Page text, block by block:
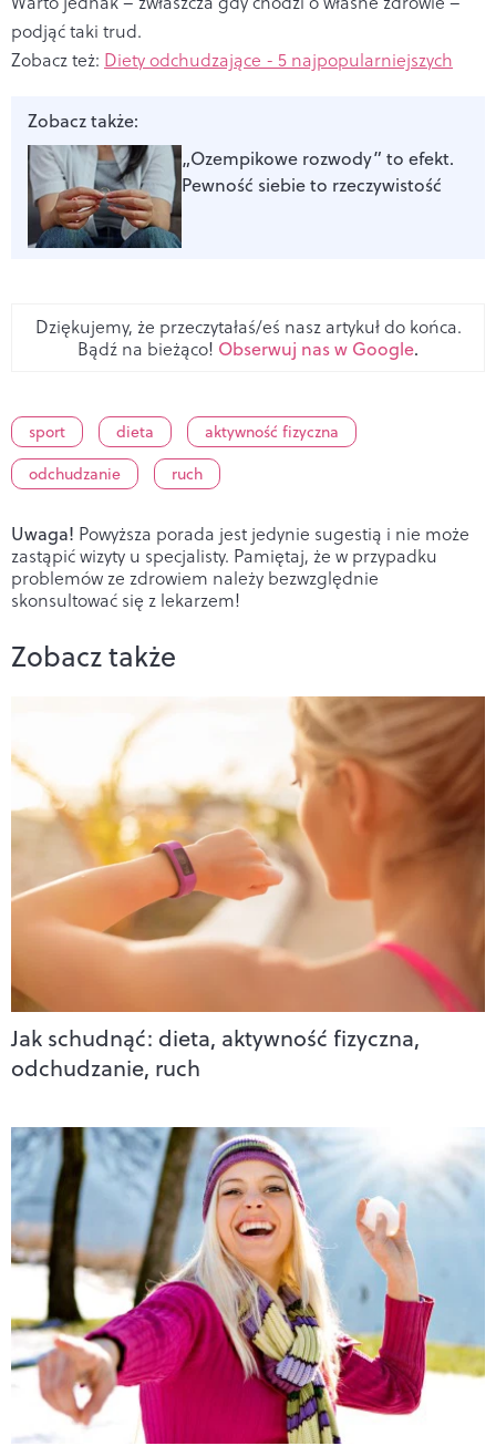
podjąć taki trud.
Zobacz też: Diety odchudzające - 5 najpopularniejszych
Zobacz także:
„Ozempikowe rozwody” to efekt.
Pewność siebie to rzeczywistość
Dziękujemy, że przeczytałaś/eś nasz artykuł do końca.
Bądź na bieżąco! Obserwuj nas w Google.
sport dieta
aktywność fizyczna
odchudzanie
ruch
Uwaga! Powyższa porada jest jedynie sugestią i nie może
zastąpić wizyty u specjalisty. Pamiętaj, że w przypadku
problemów ze zdrowiem należy bezwzględnie
skonsultować się z lekarzem!
Zobacz także
Jak schudnąć: dieta, aktywność fizyczna,
odchudzanie, ruch